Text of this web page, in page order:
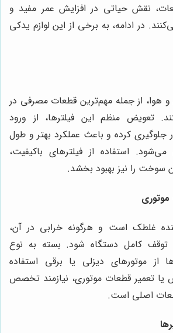
نقش حیاتی در افزایش عمر مفید و
در ادامه، به برخی از این لوازم یدکی
و هوا، از جمله مهم‌ترین قطعات مصرفی در
تعویض منظم این فیلترها، از ورود
جلوگیری کرده و باعث عملکرد بهتر و طول
استفاده از فیلترهای باکیفیت،
سوخت را نیز بهبود بخشد.
غلطک است و هرگونه خرابی در آن،
توقف کامل دستگاه شود. بسته به نوع
از موتورهای دیزلی یا برقی استفاده
یا تعمیر قطعات موتوری، نیازمند تخصص
اصلی است.